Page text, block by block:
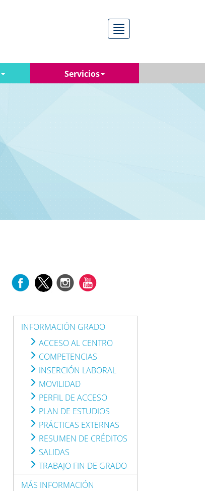
Menú
Servicios
INFORMACIÓN GRADO
ACCESO AL CENTRO
COMPETENCIAS
INSERCIÓN LABORAL
MOVILIDAD
PERFIL DE ACCESO
PLAN DE ESTUDIOS
PRÁCTICAS EXTERNAS
RESUMEN DE CRÉDITOS
SALIDAS
TRABAJO FIN DE GRADO
MÁS INFORMACIÓN